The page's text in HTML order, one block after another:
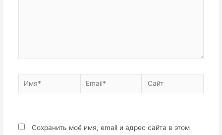
Имя* Email* Сайт
Сохранить моё имя, email и адрес сайта в этом